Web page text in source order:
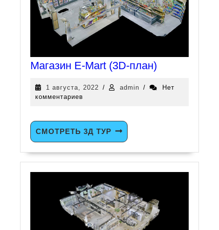
Магазин E-Mart (3D-план)
1 августа, 2022 / admin /
Нет
комментариев
СМОТРЕТЬ 3Д ТУР